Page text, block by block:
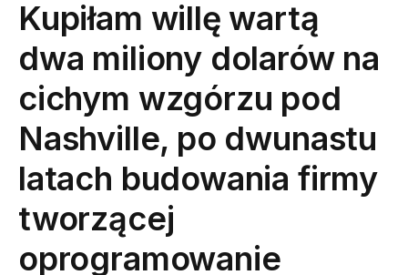
Kupiłam willę wartą
dwa miliony dolarów na
cichym wzgórzu pod
Nashville, po dwunastu
latach budowania firmy
tworzącej
oprogramowanie